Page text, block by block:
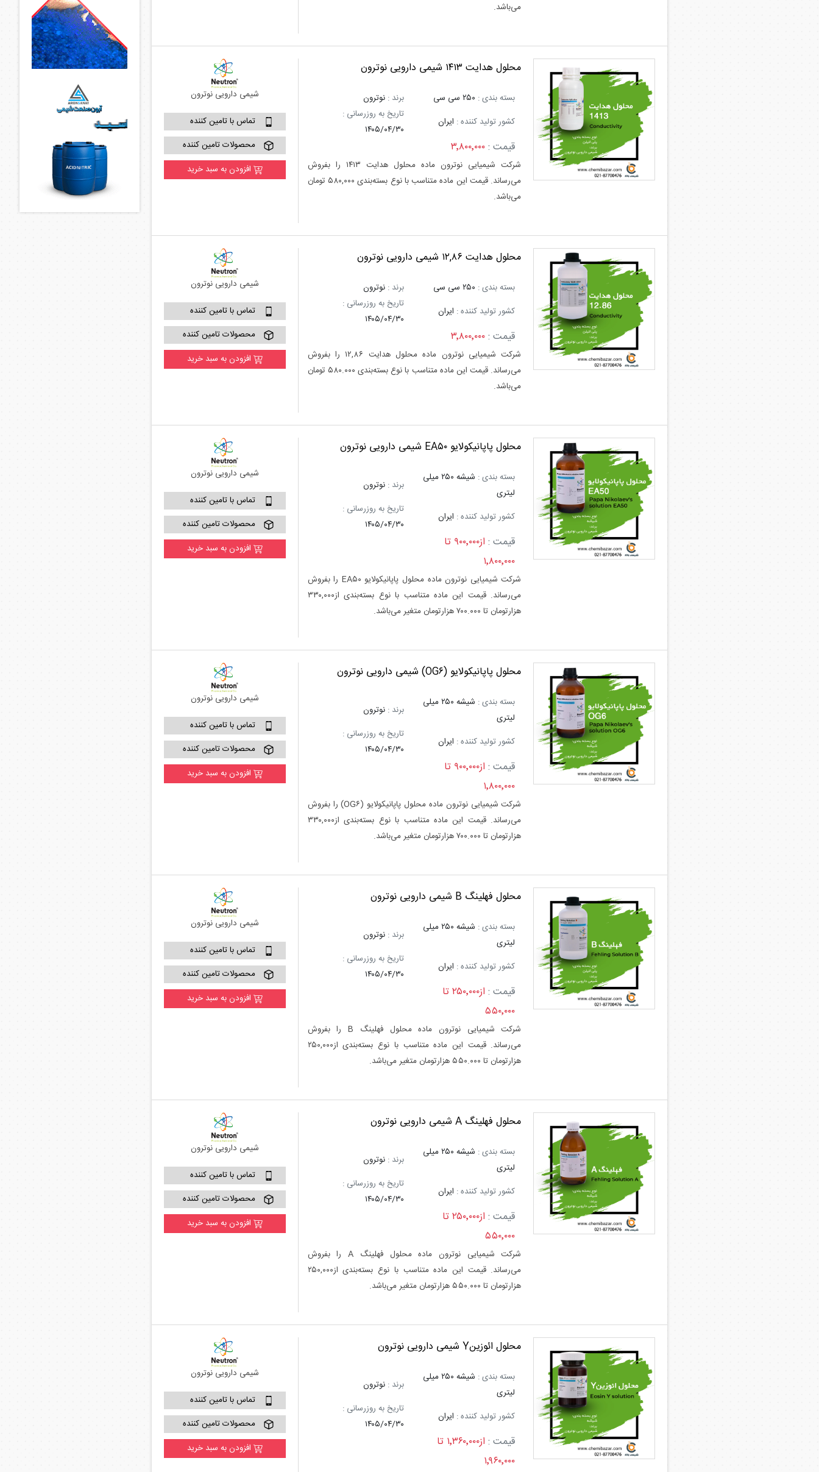
می‌باشد.
محلول هدایت ۱۴۱۳ شیمی دارویی نوترون
بسته بندی : ۲۵۰ سی سی برند :نوترون
کشور تولید کننده : ایران
تاریخ به روزرسانی :
۱۴۰۵/۰۴/۳۰
قیمت :۳٬۸۰۰٬۰۰۰
شرکت شیمیایی نوترون ماده محلول هدایت ۱۴۱۳ را بفروش
می‌رساند. قیمت این ماده متناسب با نوع بسته‌بندی ۵۸۰,۰۰۰ تومان
می‌باشد.
شیمی دارویی نوترون
تماس با تامین کننده
محصولات تامین کننده
افزودن به سبد خرید
محلول هدایت ۱۲,۸۶ شیمی دارویی نوترون
بسته بندی : ۲۵۰ سی سی برند :نوترون
کشور تولید کننده : ایران
تاریخ به روزرسانی :
۱۴۰۵/۰۴/۳۰
قیمت :۳٬۸۰۰٬۰۰۰
شرکت شیمیایی نوترون ماده محلول هدایت ۱۲,۸۶ را بفروش
می‌رساند. قیمت این ماده متناسب با نوع بسته‌بندی ۵۸۰.۰۰۰ تومان
می‌باشد.
شیمی دارویی نوترون
تماس با تامین کننده
محصولات تامین کننده
افزودن به سبد خرید
محلول پاپانیکولایو EA۵۰ شیمی دارویی نوترون
بسته بندی :
شیشه ۲۵۰ میلی
لیتری
برند :نوترون
کشور تولید کننده : ایران
تاریخ به روزرسانی :
۱۴۰۵/۰۴/۳۰
قیمت :
از۹۰۰٬۰۰۰ تا
۱٬۸۰۰٬۰۰۰
شرکت شیمیایی نوترون ماده محلول پاپانیکولایو EA۵۰ را بفروش
می‌رساند. قیمت این ماده متناسب با نوع بسته‌بندی از۳۳۰,۰۰۰
هزارتومان تا ۷۰۰.۰۰۰ هزارتومان متغیر می‌باشد.
شیمی دارویی نوترون
تماس با تامین کننده
محصولات تامین کننده
افزودن به سبد خرید
محلول پاپانیکولایو (OG۶) شیمی دارویی نوترون
بسته بندی :
شیشه ۲۵۰ میلی
لیتری
برند :نوترون
کشور تولید کننده : ایران
تاریخ به روزرسانی :
۱۴۰۵/۰۴/۳۰
قیمت :
از۹۰۰٬۰۰۰ تا
۱٬۸۰۰٬۰۰۰
شرکت شیمیایی نوترون ماده محلول پاپانیکولایو (OG۶) را بفروش
می‌رساند. قیمت این ماده متناسب با نوع بسته‌بندی از۳۳۰,۰۰۰
هزارتومان تا ۷۰۰.۰۰۰ هزارتومان متغیر می‌باشد.
شیمی دارویی نوترون
تماس با تامین کننده
محصولات تامین کننده
افزودن به سبد خرید
محلول فهلینگ B شیمی دارویی نوترون
بسته بندی :
شیشه ۲۵۰ میلی
لیتری
برند :نوترون
کشور تولید کننده : ایران
تاریخ به روزرسانی :
۱۴۰۵/۰۴/۳۰
قیمت :
از۲۵۰٬۰۰۰ تا
۵۵۰٬۰۰۰
شرکت شیمیایی نوترون ماده محلول فهلینگ B را بفروش
می‌رساند. قیمت این ماده متناسب با نوع بسته‌بندی از۲۵۰,۰۰۰
هزارتومان تا ۵۵۰.۰۰۰ هزارتومان متغیر می‌باشد.
شیمی دارویی نوترون
تماس با تامین کننده
محصولات تامین کننده
افزودن به سبد خرید
محلول فهلینگ A شیمی دارویی نوترون
بسته بندی :
شیشه ۲۵۰ میلی
لیتری
برند :نوترون
کشور تولید کننده : ایران
تاریخ به روزرسانی :
۱۴۰۵/۰۴/۳۰
قیمت :
از۲۵۰٬۰۰۰ تا
۵۵۰٬۰۰۰
شرکت شیمیایی نوترون ماده محلول فهلینگ A را بفروش
می‌رساند. قیمت این ماده متناسب با نوع بسته‌بندی از۲۵۰,۰۰۰
هزارتومان تا ۵۵۰.۰۰۰ هزارتومان متغیر می‌باشد.
شیمی دارویی نوترون
تماس با تامین کننده
محصولات تامین کننده
افزودن به سبد خرید
محلول ائوزینY شیمی دارویی نوترون
بسته بندی :
شیشه ۲۵۰ میلی
لیتری
برند :نوترون
کشور تولید کننده : ایران
تاریخ به روزرسانی :
۱۴۰۵/۰۴/۳۰
قیمت :
از۱٬۳۶۰٬۰۰۰ تا
۱٬۹۶۰٬۰۰۰
شیمی دارویی نوترون
تماس با تامین کننده
محصولات تامین کننده
افزودن به سبد خرید